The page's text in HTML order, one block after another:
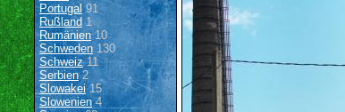
Portugal91
Rußland 1
Rumänien10
Schweden 130
Schweiz11
Serbien2
Slowakei15
Slowenien4